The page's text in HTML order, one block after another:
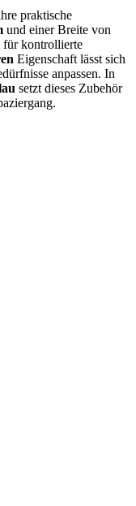
praktische
und einer Breite von
für kontrollierte
Eigenschaft lässt sich
anpassen. In
setzt dieses Zubehör